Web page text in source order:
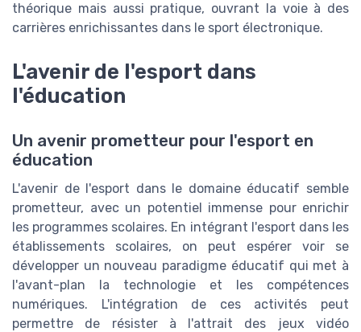
théorique mais aussi pratique, ouvrant la voie à des
carrières enrichissantes dans le sport électronique.
L'avenir de l'esport dans
l'éducation
Un avenir prometteur pour l'esport en
éducation
L'avenir de l'esport dans le domaine éducatif semble
prometteur, avec un potentiel immense pour enrichir
les programmes scolaires. En intégrant l'esport dans les
établissements scolaires, on peut espérer voir se
développer un nouveau paradigme éducatif qui met à
l'avant-plan la technologie et les compétences
numériques. L'intégration de ces activités peut
permettre de résister à l'attrait des jeux vidéo